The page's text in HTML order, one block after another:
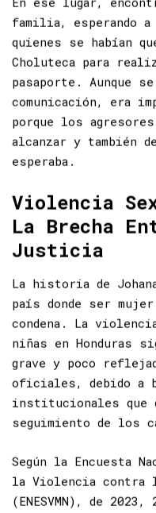
En ese lugar,
familia, esperando a
quienes se habían
Choluteca para
pasaporte. Aunque
comunicación, era
porque los
alcanzar y también
Violencia
La Brecha
La historia de
país donde ser
condena. La
niñas en Honduras
grave y poco
oficiales, debido a
institucionales que
Según la Encuesta
la Violencia contra